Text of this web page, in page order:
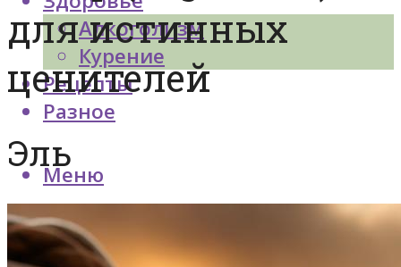
Алкоголизм
Курение
Рецепты
Разное
Меню
для истинных
ценителей
Эль